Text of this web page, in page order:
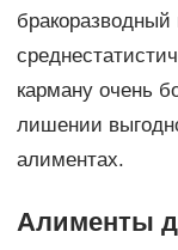
карману очень
лишении
алиментах.
Алименты